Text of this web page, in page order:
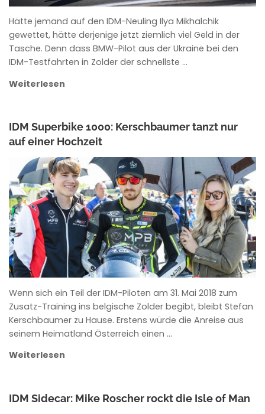
Hätte jemand auf den IDM-Neuling Ilya Mikhalchik
gewettet, hätte derjenige jetzt ziemlich viel Geld in der
Tasche. Denn dass BMW-Pilot aus der Ukraine bei den
IDM-Testfahrten in Zolder der schnellste …
Weiterlesen
IDM Superbike 1000: Kerschbaumer tanzt nur
auf einer Hochzeit
ANKE WIECZOREK
Wenn sich ein Teil der IDM-Piloten am 31. Mai 2018 zum
Zusatz-Training ins belgische Zolder begibt, bleibt Stefan
Kerschbaumer zu Hause. Erstens würde die Anreise aus
seinem Heimatland Österreich einen …
Weiterlesen
IDM Sidecar: Mike Roscher rockt die Isle of Man